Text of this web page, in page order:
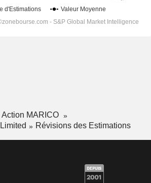
Action MARICO
Révisions des Estimations